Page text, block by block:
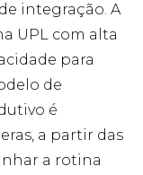
integração. A
UPL com alta
para
de
é
a partir das
a rotina
nosso
a
de ver